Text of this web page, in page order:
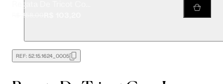
R$ 258,00
REF: 52.15.1624_0005